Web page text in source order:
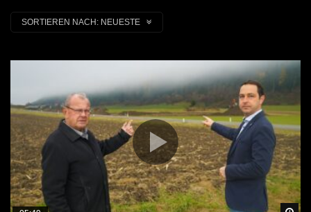
SORTIEREN NACH: NEUESTE